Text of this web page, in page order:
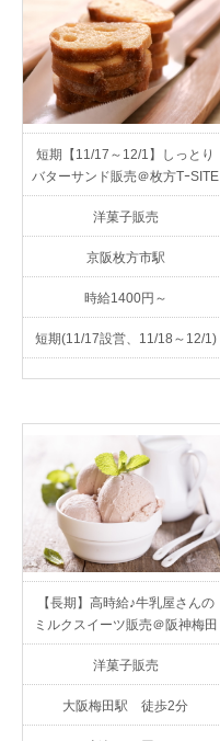
短期【11/17～12/1】しっとり
バターサンド販売＠枚方TｰSITE
洋菓子販売
京阪枚方市駅
時給1400円～
短期(11/17設営、11/18～12/1)
【長期】高時給♪牛乳屋さんの
ミルクスイーツ販売＠阪神梅田
洋菓子販売
大阪梅田駅 徒歩2分